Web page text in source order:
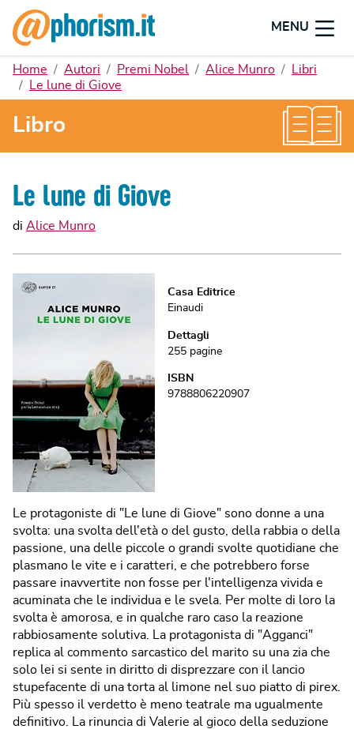
MENU
Home Autori Premi Nobel Alice Munro
Libri
Le lune di Giove
Libro
Le lune di Giove
di Alice Munro
Le protagoniste di "Le lune di Giove" sono donne a una
svolta: una svolta dell'età o del gusto, della rabbia o della
passione, una delle piccole o grandi svolte quotidiane che
plasmano le vite e i caratteri, e che potrebbero forse
passare inavvertite non fosse per l'intelligenza vivida e
acuminata che le individua e le svela. Per molte di loro la
svolta è amorosa, e in qualche raro caso la reazione
rabbiosamente solutiva. La protagonista di "Agganci"
replica al commento sarcastico del marito su una zia che
solo lei si sente in diritto di disprezzare con il lancio
stupefacente di una torta al limone nel suo piatto di pirex.
Più spesso il verdetto è meno teatrale ma ugualmente
definitivo. La rinuncia di Valerie al gioco della seduzione
Casa Editrice
Einaudi
Dettagli
255 pagine
ISBN
9788806220907